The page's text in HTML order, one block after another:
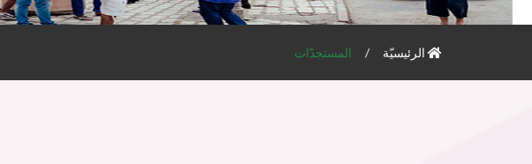
الرئيسيّة المستجدّات